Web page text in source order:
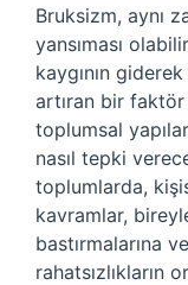
Bruksizm, aynı
yansıması
kaygının
artıran bir
toplumsal
nasıl tepki
toplumlarda,
kavramlar,
bastırmalarına
rahatsızlıkların